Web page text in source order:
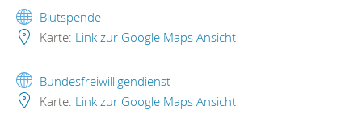
Blutspende
Karte: Link zur Google Maps Ansicht
Bundesfreiwilligendienst
Karte: Link zur Google Maps Ansicht